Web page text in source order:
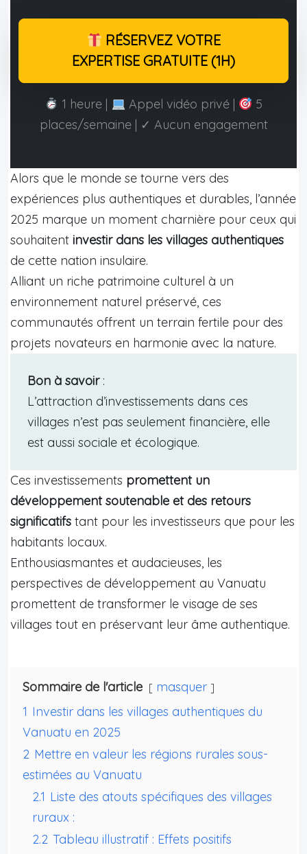
RÉSERVEZ VOTRE
EXPERTISE GRATUITE (1H)
1 heure | Appel vidéo privé |
5
places/semaine | ✓ Aucun engagement
Alors que le monde se tourne vers des
expériences plus authentiques et durables, l’année
2025 marque un moment charnière pour ceux qui
souhaitent investir dans les villages authentiques
de cette nation insulaire.
Alliant un riche patrimoine culturel à un
environnement naturel préservé, ces
communautés offrent un terrain fertile pour des
projets novateurs en harmonie avec la nature.
Bon à savoir:
L’attraction d’investissements dans ces
villages n’est pas seulement financière, elle
est aussi sociale et écologique.
Ces investissements promettent un
développement soutenable et des retours
significatifs tant pour les investisseurs que pour les
habitants locaux.
Enthousiasmantes et audacieuses, les
perspectives de développement au Vanuatu
promettent de transformer le visage de ses
villages tout en préservant leur âme authentique.
Sommaire de l'article
masquer
1 Investir dans les villages authentiques du
Vanuatu en 2025
2 Mettre en valeur les régions rurales sous-
estimées au Vanuatu
2.1 Liste des atouts spécifiques des villages
ruraux :
2.2 Tableau illustratif : Effets positifs